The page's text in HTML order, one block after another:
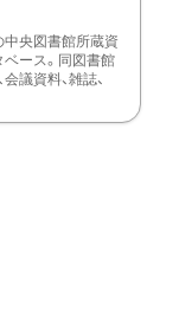
中央図書館所蔵資
ース。同図書館
議資料、雑誌、